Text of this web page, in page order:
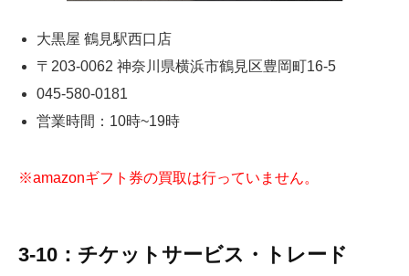
大黒屋 鶴見駅西口店
〒203-0062 神奈川県横浜市鶴見区豊岡町16‐5
045-580-0181
営業時間：10時~19時
※amazonギフト券の買取は行っていません。
3-10：チケットサービス・トレード